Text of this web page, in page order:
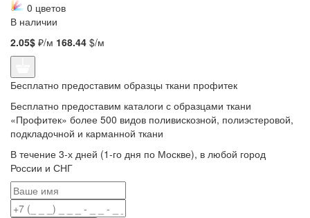
0 цветов
В наличии
2.05$ ₽/м 168.44 $/м
Бесплатно предоставим образцы ткани профитек
Бесплатно предоставим каталоги с образцами ткани
«Профитек» более 500 видов поливискозной, полиэстеровой,
подкладочной и карманной ткани
В течение 3-х дней (1-го дня по Москве), в любой город
России и СНГ